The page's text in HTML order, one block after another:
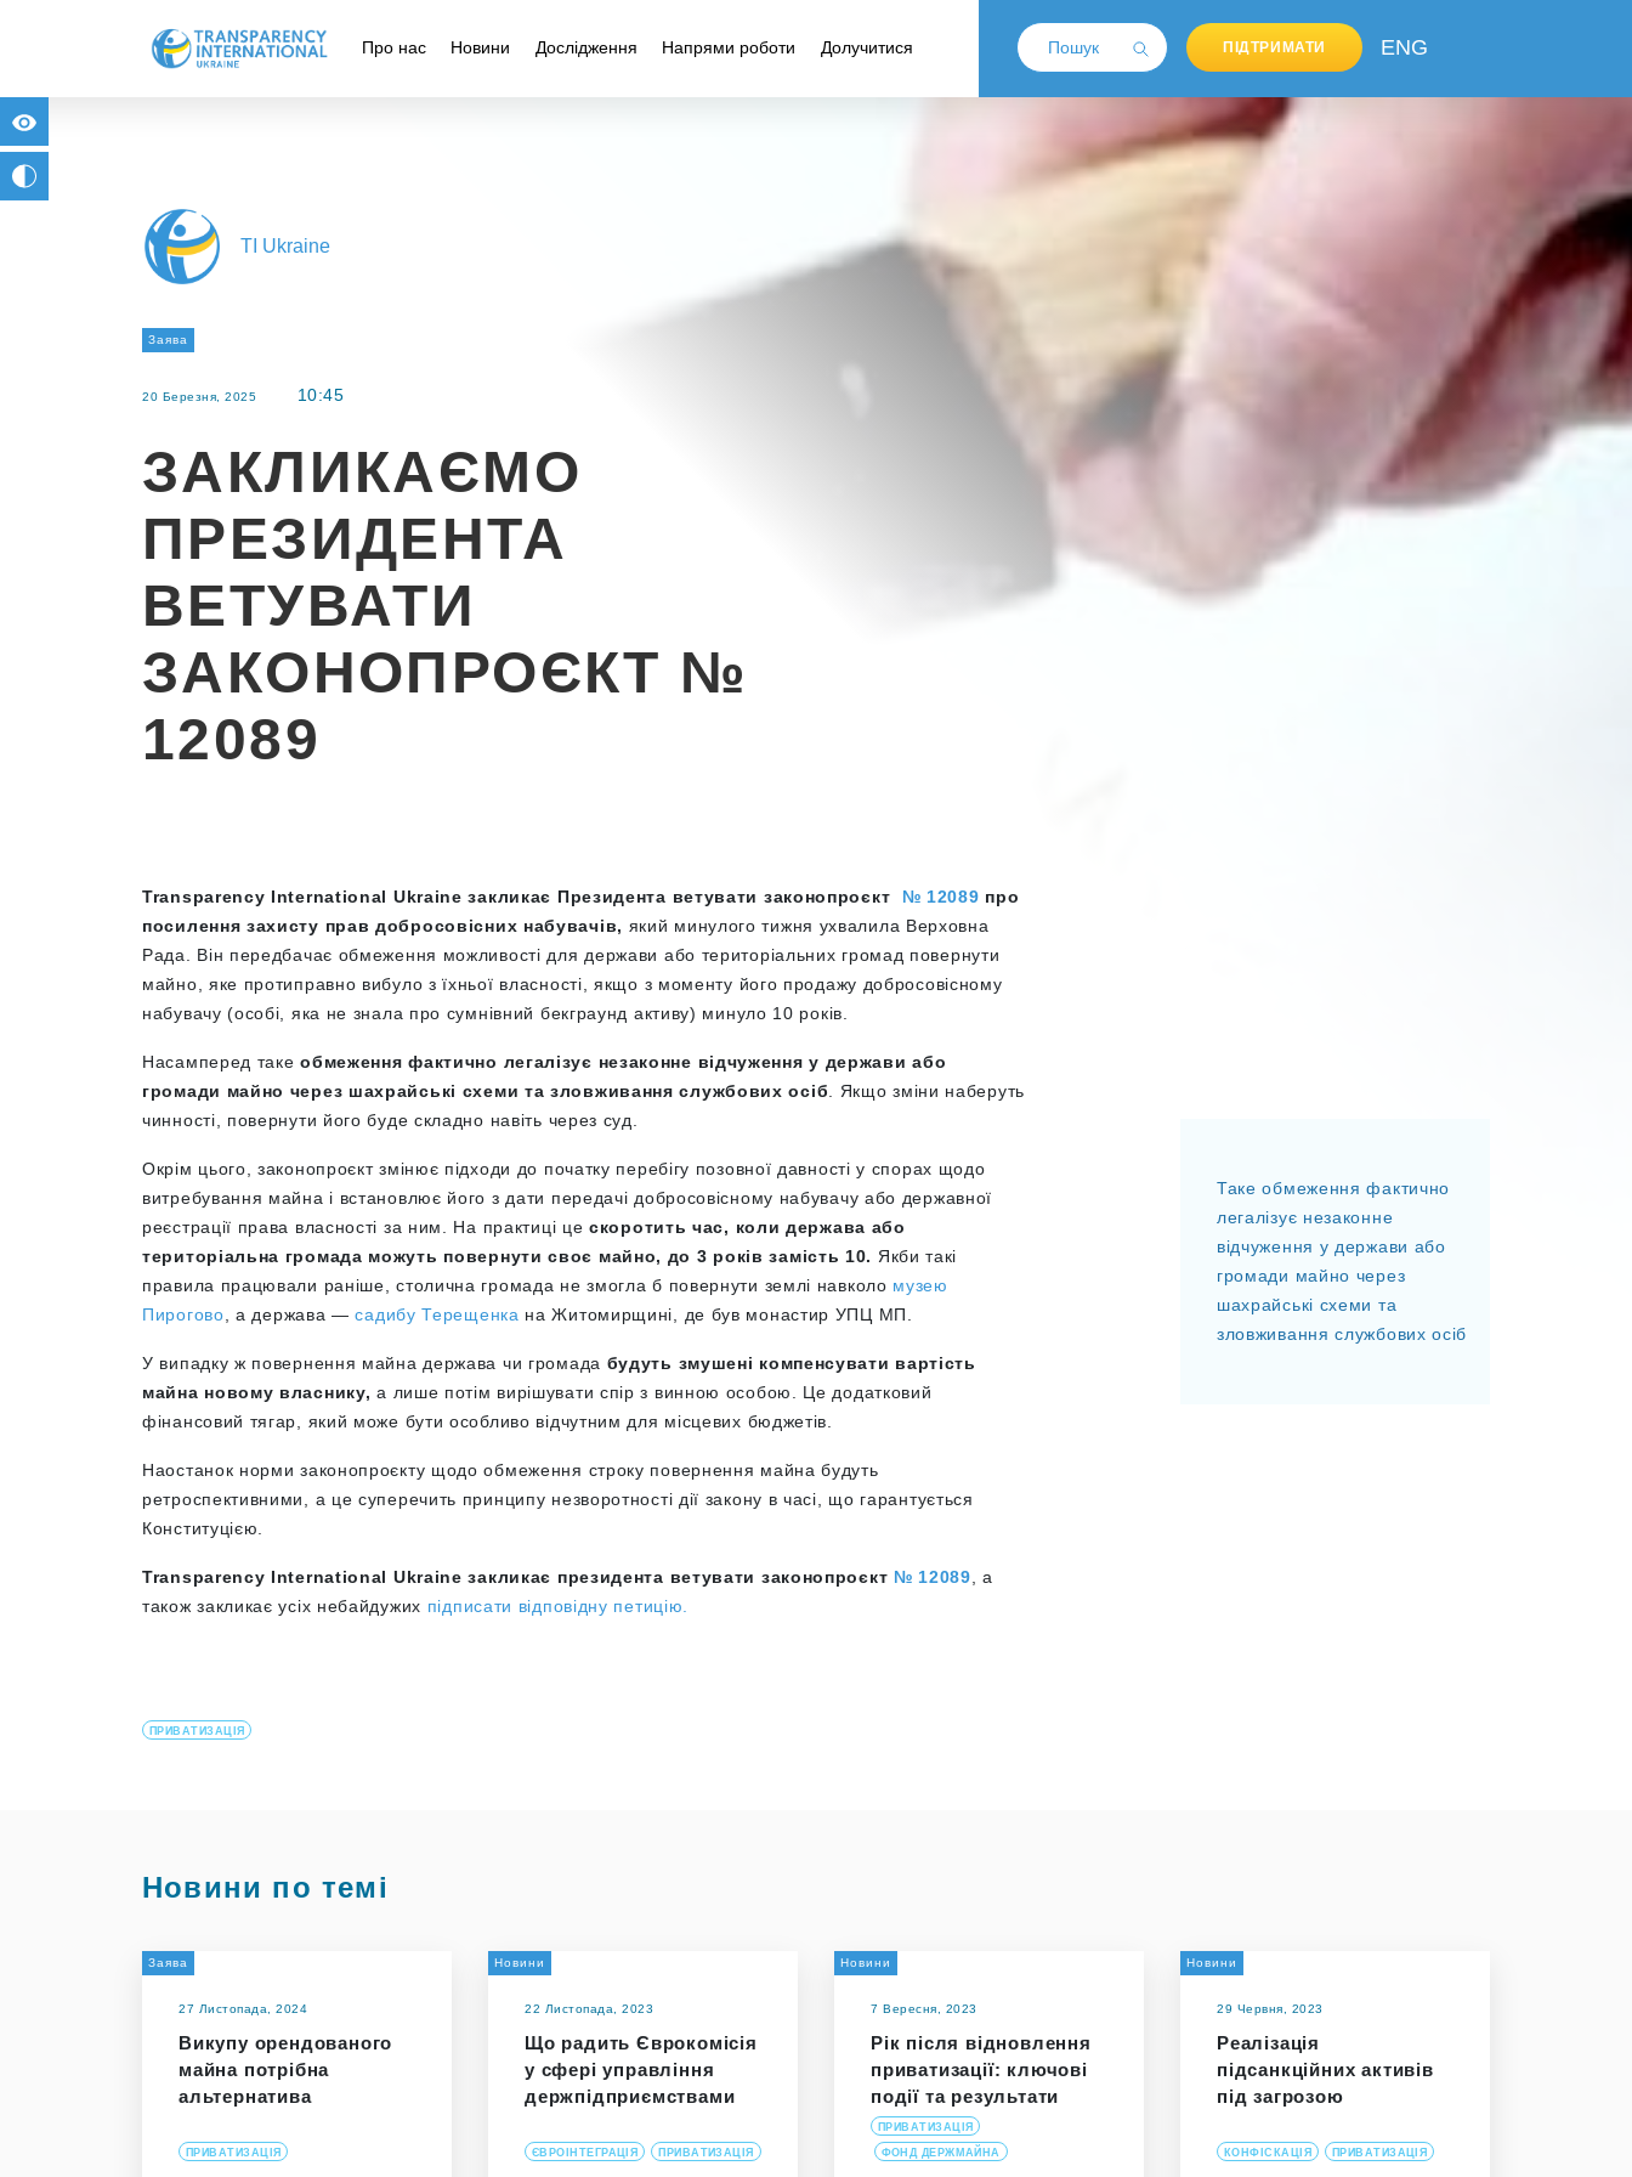
Про нас Новини Дослідження Напрями роботи Долучитися ПІДТРИМАТИ ENG
TI Ukraine
Заява
20 Березня, 2025 10:45
ЗАКЛИКАЄМО
ПРЕЗИДЕНТА
ВЕТУВАТИ
ЗАКОНОПРОЄКТ №
12089
Transparency International Ukraine закликає Президента ветувати законопроєкт № 12089 про
посилення захисту прав добросовісних набувачів, який минулого тижня ухвалила Верховна
Рада. Він передбачає обмеження можливості для держави або територіальних громад повернути
майно, яке протиправно вибуло з їхньої власності, якщо з моменту його продажу добросовісному
набувачу (особі, яка не знала про сумнівний бекграунд активу) минуло 10 років.
Насамперед такеобмеження фактично легалізує незаконне відчуження у держави або
громади майно через шахрайські схеми та зловживання службових осіб . Якщо зміни наберуть
чинності, повернути його буде складно навіть через суд.
Окрім цього, законопроєкт змінює підходи до початку перебігу позовної давності у спорах щодо
витребування майна і встановлює його з дати передачі добросовісному набувачу або державної
реєстрації права власності за ним. На практиці це скоротить час, коли держава або
територіальна громада можуть повернути своє майно, до 3 років замість 10. Якби такі
правила працювали раніше, столична громада не змогла б повернути землі навколо музею
Пирогово , а держава —садибу Терещенка на Житомирщині, де був монастир УПЦ МП.
У випадку ж повернення майна держава чи громада будуть змушені компенсувати вартість
майна новому власнику, а лише потім вирішувати спір з винною особою. Це додатковий
фінансовий тягар, який може бути особливо відчутним для місцевих бюджетів.
Наостанок норми законопроєкту щодо обмеження строку повернення майна будуть
ретроспективними, а це суперечить принципу незворотності дії закону в часі, що гарантується
Конституцією.
Transparency International Ukraine закликає президента ветувати законопроєкт № 12089 , а
також закликає усіх небайдужих підписати відповідну петицію.
Таке обмеження фактично
легалізує незаконне
відчуження у держави або
громади майно через
шахрайські схеми та
зловживання службових осіб
ПРИВАТИЗАЦІЯ
Новини по темі
Заява
27 Листопада, 2024
Викупу орендованого
майна потрібна
альтернатива
ПРИВАТИЗАЦІЯ
Новини
22 Листопада, 2023
Що радить Єврокомісія
у сфері управління
держпідприємствами
ЄВРОІНТЕГРАЦІЯ ПРИВАТИЗАЦІЯ
Новини
7 Вересня, 2023
Рік після відновлення
приватизації: ключові
події та результати
ПРИВАТИЗАЦІЯ
ФОНД ДЕРЖМАЙНА
Новини
29 Червня, 2023
Реалізація
підсанкційних активів
під загрозою
КОНФІСКАЦІЯ ПРИВАТИЗАЦІЯ